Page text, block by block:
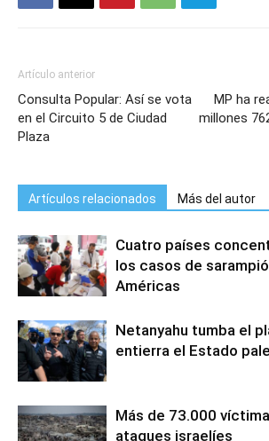
Artículo anterior
Consulta Popular: Así se vota
en el Circuito 5 de Ciudad
Plaza
MP ha
millones
Artículos relacionados Más del autor
Cuatro países
los casos de
Américas
Netanyahu tumba el
entierra el Estado
Más de 73.000
ataques israelíes